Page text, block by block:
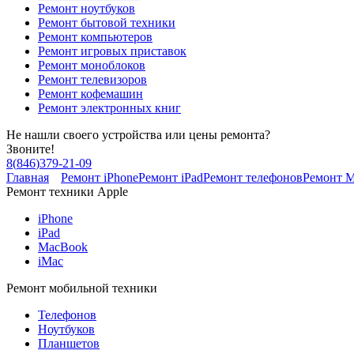
Ремонт ноутбуков
Ремонт бытовой техники
Ремонт компьютеров
Ремонт игровых приставок
Ремонт моноблоков
Ремонт телевизоров
Ремонт кофемашин
Ремонт электронных книг
Не нашли своего устройства или цены ремонта?
Звоните!
8(846)379-21-09
Главная
Ремонт iPhoneРемонт iPadРемонт телефоновРемонт
Ремонт техники Apple
iPhone
iPad
MacBook
iMac
Ремонт мобильной техники
Телефонов
Ноутбуков
Планшетов